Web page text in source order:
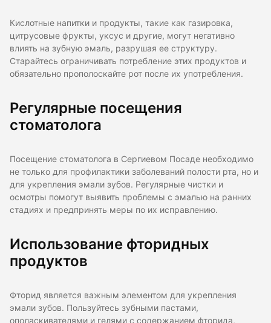
Кислотные напитки и продукты, такие как газировка,
цитрусовые фрукты, уксус и другие, могут негативно
влиять на зубную эмаль, разрушая ее структуру.
Старайтесь ограничивать потребление этих продуктов и
обязательно прополоскайте рот после их употребления.
Регулярные посещения
стоматолога
Посещение стоматолога в Сергиевом Посаде необходимо
не только для профилактики заболеваний полости рта, но и
для укрепления эмали зубов. Регулярные чистки и
осмотры помогут выявить проблемы с эмалью на ранних
стадиях и предпринять меры по их исправлению.
Использование фторидных
продуктов
Фторид является важным элементом для укрепления
эмали зубов. Пользуйтесь зубными пастами,
ополаскивателями и гелями с содержанием фторида,